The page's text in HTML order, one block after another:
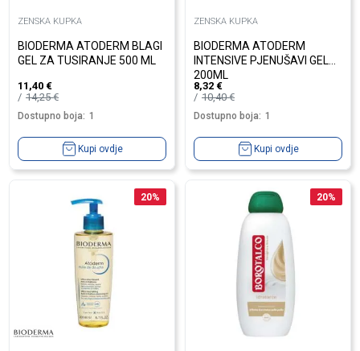
ZENSKA KUPKA
BIODERMA ATODERM BLAGI
GEL ZA TUSIRANJE 500 ML
11,40 €
14,25€
Dostupno boja: 1
Kupi ovdje
ZENSKA KUPKA
BIODERMA ATODERM
INTENSIVE PJENUŠAVI GEL
200ML
8,32 €
10,40€
Dostupno boja: 1
Kupi ovdje
20% 20%